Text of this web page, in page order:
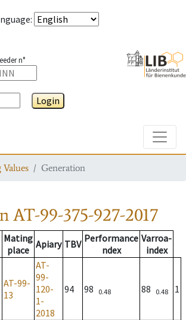
:
n°
Login
Generation
AT-99-375-927-2017
Mating
place Apiary TBV Performance
ndex
Varroa-
index
AT-99-
13
AT-
99-
120-
1-
2018
94 98 0.48 88 0.48 1